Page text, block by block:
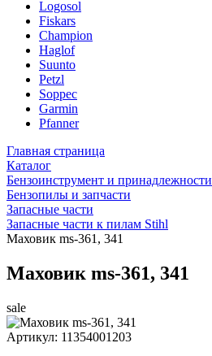
Logosol
Fiskars
Champion
Haglof
Suunto
Petzl
Soppec
Garmin
Pfanner
Главная страница
Каталог
Бензоинструмент и принадлежности
Бензопилы и запчасти
Запасные части
Запасные части к пилам Stihl
Маховик ms-361, 341
Маховик ms-361, 341
sale
Артикул: 11354001203